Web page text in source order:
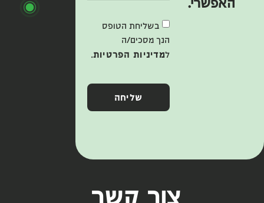
צור קשר
בשליחת הטופס
הנך מסכים/ה
למדיניות הפרטיות.
שליחה